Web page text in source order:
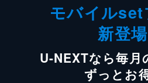
モバイル
新登場
U-NEXTなら毎月
ずっとお